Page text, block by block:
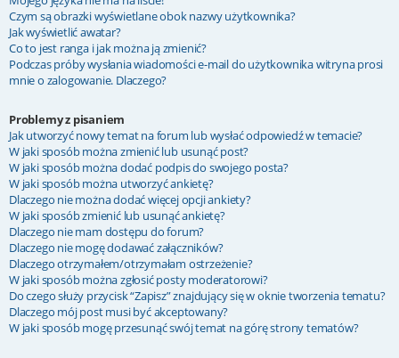
Czym są obrazki wyświetlane obok nazwy użytkownika?
Jak wyświetlić awatar?
Co to jest ranga i jak można ją zmienić?
Podczas próby wysłania wiadomości e-mail do użytkownika witryna prosi
mnie o zalogowanie. Dlaczego?
Problemy z pisaniem
Jak utworzyć nowy temat na forum lub wysłać odpowiedź w temacie?
W jaki sposób można zmienić lub usunąć post?
W jaki sposób można dodać podpis do swojego posta?
W jaki sposób można utworzyć ankietę?
Dlaczego nie można dodać więcej opcji ankiety?
W jaki sposób zmienić lub usunąć ankietę?
Dlaczego nie mam dostępu do forum?
Dlaczego nie mogę dodawać załączników?
Dlaczego otrzymałem/otrzymałam ostrzeżenie?
W jaki sposób można zgłosić posty moderatorowi?
Do czego służy przycisk “Zapisz” znajdujący się w oknie tworzenia tematu?
Dlaczego mój post musi być akceptowany?
W jaki sposób mogę przesunąć swój temat na górę strony tematów?